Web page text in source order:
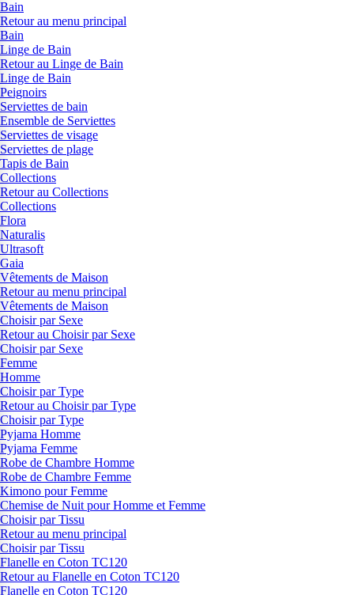
Bain
Retour au menu principal
Bain
Linge de Bain
Retour au Linge de Bain
Linge de Bain
Peignoirs
Serviettes de bain
Ensemble de Serviettes
Serviettes de visage
Serviettes de plage
Tapis de Bain
Collections
Retour au Collections
Collections
Flora
Naturalis
Ultrasoft
Gaia
Vêtements de Maison
Retour au menu principal
Vêtements de Maison
Choisir par Sexe
Retour au Choisir par Sexe
Choisir par Sexe
Femme
Homme
Choisir par Type
Retour au Choisir par Type
Choisir par Type
Pyjama Homme
Pyjama Femme
Robe de Chambre Homme
Robe de Chambre Femme
Kimono pour Femme
Chemise de Nuit pour Homme et Femme
Choisir par Tissu
Retour au menu principal
Choisir par Tissu
Flanelle en Coton TC120
Retour au Flanelle en Coton TC120
Flanelle en Coton TC120